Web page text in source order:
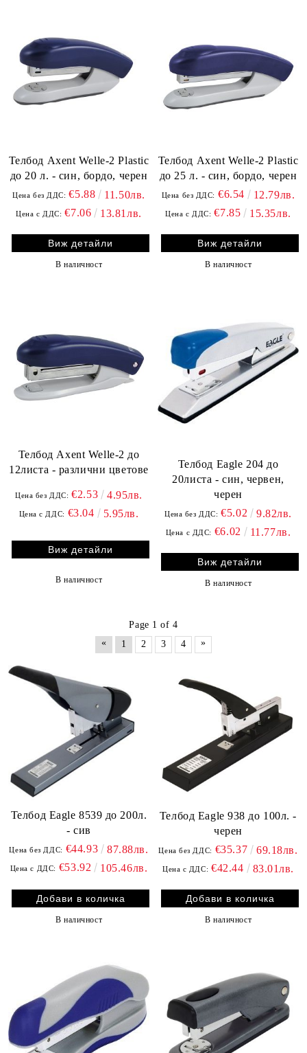
Телбод Axent Welle-2 Plastic
до 20 л. - син, бордо, черен
Цена без ДДС: €5.88 11.50лв.
Цена с ДДС: €7.06 13.81лв.
Виж детайли
В наличност
Телбод Axent Welle-2 Plastic
до 25 л. - син, бордо, черен
Цена без ДДС: €6.54 12.79лв.
Цена с ДДС: €7.85 15.35лв.
Виж детайли
В наличност
Телбод Axent Welle-2 до
12листа - различни цветове
Цена без ДДС: €2.53 4.95лв.
Цена с ДДС: €3.04 5.95лв.
Виж детайли
В наличност
Телбод Eagle 204 до
20листа - син, червен,
черен
Цена без ДДС: €5.02 9.82лв.
Цена с ДДС: €6.02 11.77лв.
Виж детайли
В наличност
Page 1 of 4
«
1 2 3 4 »
Телбод Eagle 8539 до 200л.
- сив
Цена без ДДС: €44.93 87.88лв.
Цена с ДДС: €53.92 105.46лв.
В наличност
Телбод Eagle 938 до 100л. -
черен
Цена без ДДС: €35.37 69.18лв.
Цена с ДДС: €42.44 83.01лв.
В наличност